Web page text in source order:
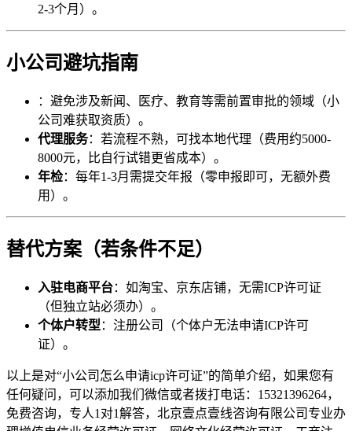
2-3个月）。
小公司避坑指南
：避免涉及新闻、医疗、教育等需前置审批的领域（小
公司难获取资质）。
代理服务：若流程不熟，可找本地代理（费用约5000-
8000元，比自行试错更省成本）。
年检：每年1-3月需提交年报（零申报即可，无额外费
用）。
替代方案（若条件不足）
入驻电商平台：如淘宝、京东店铺，无需ICP许可证
（但独立站必须办）。
个体户转型 ：注册公司（个体户无法申请ICP许可
证）。
以上是对“小公司怎么申请icp许可证”的简单介绍，如果您有
任何疑问，可以添加我们微信或者拨打电话：15321396264，
免费咨询，专人1对1解答，北京壹点壹线咨询有限公司专业办